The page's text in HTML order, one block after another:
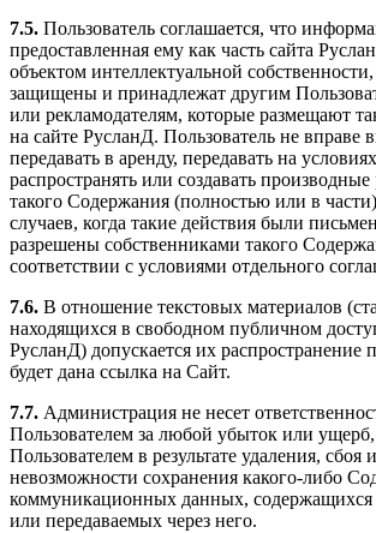
7.5. Пользователь соглашается, что
предоставленная ему как часть сайта
объектом интеллектуальной
защищены и принадлежат другим
или рекламодателям, которые размещают
на сайте РусланД. Пользователь не вправе
передавать в аренду, передавать на
распространять или создавать
такого Содержания (полностью или в
случаев, когда такие действия были
разрешены собственниками такого
соответствии с условиями отдельного
7.6. В отношение текстовых материалов
находящихся в свободном публичном
РусланД) допускается их распространение
будет дана ссылка на Сайт.
7.7. Администрация не несет
Пользователем за любой убыток или
Пользователем в результате удаления, сбоя
невозможности сохранения какого-либо
коммуникационных данных, содержащихся
или передаваемых через него.